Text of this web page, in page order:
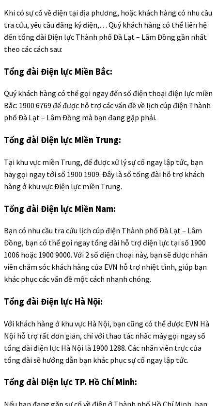
Khi có sự cố về điện tại địa phương, hoặc khách hàng có nhu cầu
tra cứu, yêu cầu đăng ký điện,… Quý khách hàng có thể liên hệ
đến tổng đài Điện lực Thành phố Đà Lạt – Lâm Đồng gần nhất
theo các cách sau:
Tổng đài Điện lực Miền Bắc:
Quý khách hàng có thể gọi ngay đến số điện thoại điện lực miền
Bắc: 1900 6769 để được hỗ trợ các vấn đề về lịch cúp điện Thành
phố Đà Lạt – Lâm Đồng mà bạn đang gặp phải.
Tổng đài Điện lực Miền Trung:
Tại khu vực miền Trung, để được xử lý sự cố ngay lập tức, bạn
hãy gọi ngay tới số 1900 1909. Đây là số tổng đài hỗ trợ khách
hàng ở khu vực Điện lực miền Trung.
Tổng đài Điện lực Miền Nam:
Bạn có nhu cầu tra cứu lịch cúp điện Thành phố Đà Lạt – Lâm
Đồng, bạn có thể gọi ngay tổng đài hỗ trợ điện lực tại số 1900
1006 hoặc 1900 9000. Với 2 số điện thoại này, bạn sẽ được nhân
viên chăm sóc khách hàng của EVN hỗ trợ nhiệt tình, giúp bạn
khác phục các vấn đề một cách nhanh chóng.
Tổng đài Điện lực Hà Nội:
Với khách hàng ở khu vực Hà Nội, bạn cũng có thể được EVN Hà
Nội hỗ trợ rất đơn giản, chỉ với thao tác nhấc máy gọi ngay số
tổng đài điện lực Hà Nội là 1900 1288. Các nhân viên trực của
tổng đài sẽ hướng dẫn bạn khác phục sự cố ngay lập tức.
Tổng đài Điện lực TP. Hồ Chí Minh: